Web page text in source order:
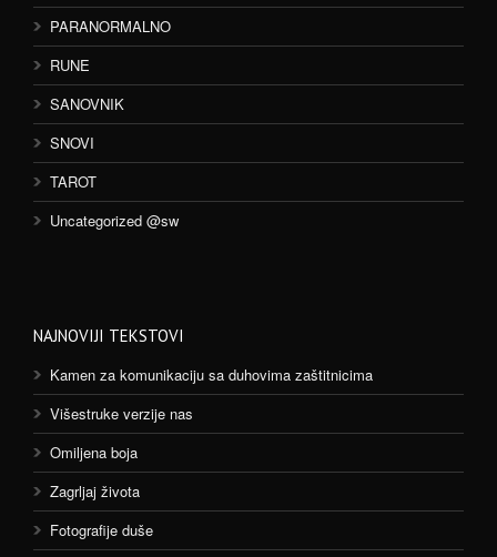
PARANORMALNO
RUNE
SANOVNIK
SNOVI
TAROT
Uncategorized @sw
NAJNOVIJI TEKSTOVI
Kamen za komunikaciju sa duhovima zaštitnicima
Višestruke verzije nas
Omiljena boja
Zagrljaj života
Fotografije duše